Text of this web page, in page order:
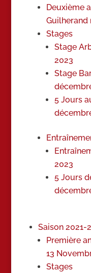
Deuxième
Guilherand
Stages
Stage
2023
Stage
5 Jours
2023
5 Jours
Saison 2021-
Première
13
Stages